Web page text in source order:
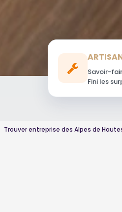
Savoir-
Fini les
Trouver entreprise des Alpes de